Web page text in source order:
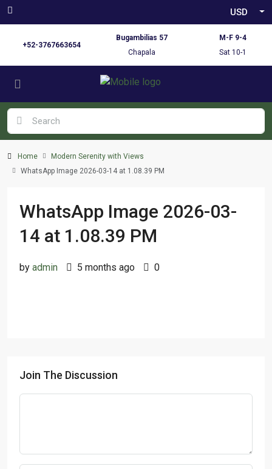
USD
+52-3767663654
Bugambilias 57
Chapala
M-F 9-4
Sat 10-1
Home
Modern Serenity with Views
WhatsApp Image 2026-03-14 at 1.08.39 PM
WhatsApp Image 2026-03-
14 at 1.08.39 PM
by admin 5 months ago 0
Join The Discussion